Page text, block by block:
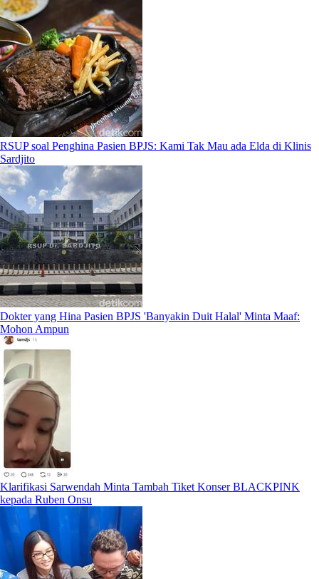
RSUP soal Penghina Pasien BPJS: Kami Tak Mau ada Elda di Klinis
Sardjito
Dokter yang Hina Pasien BPJS 'Banyakin Duit Halal' Minta Maaf:
Mohon Ampun
Klarifikasi Sarwendah Minta Tambah Tiket Konser BLACKPINK
kepada Ruben Onsu